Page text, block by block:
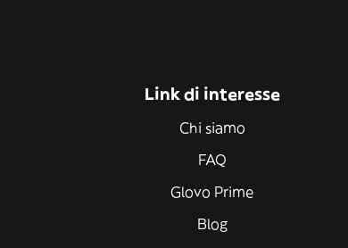
Link di interesse
Chi siamo
FAQ
Glovo Prime
Blog